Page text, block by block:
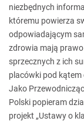
niezbędnych
któremu powierza
odpowiadającym
zdrowia mają
sprzecznych z ich
placówki pod
Jako
Polski popieram
projekt „Ustawy o